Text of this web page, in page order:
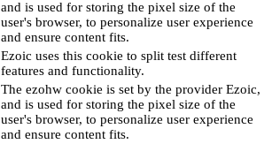
and is used for storing the pixel size of the
user's browser, to personalize user experience
and ensure content fits.
Ezoic uses this cookie to split test different
features and functionality.
The ezohw cookie is set by the provider Ezoic,
and is used for storing the pixel size of the
user's browser, to personalize user experience
and ensure content fits.